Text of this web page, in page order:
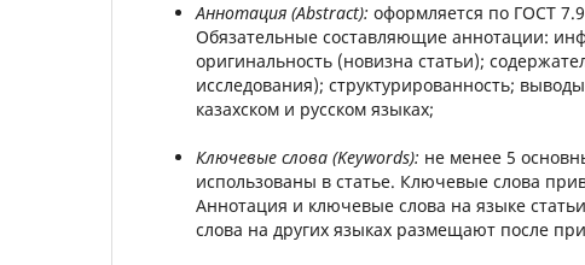
Аннотация (Abstract): оформляется по ГОСТ
Обязательные составляющие аннотации:
оригинальность (новизна статьи);
исследования); структурированность;
казахском и русском языках;
Ключевые слова (Keywords): не менее 5
использованы в статье. Ключевые слова
Аннотация и ключевые слова на языке
слова на других языках размещают после